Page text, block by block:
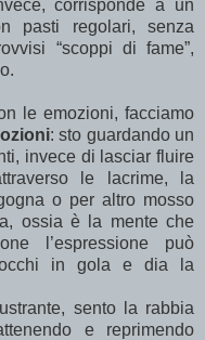
corrisponde a un
pasti regolari, senza
“scoppi di fame”,
le emozioni, facciamo
: sto guardando un
invece di lasciar fluire
le lacrime, la
o per altro mosso
ossia è la mente che
l’espressione può
in gola e dia la
sento la rabbia
e reprimendo